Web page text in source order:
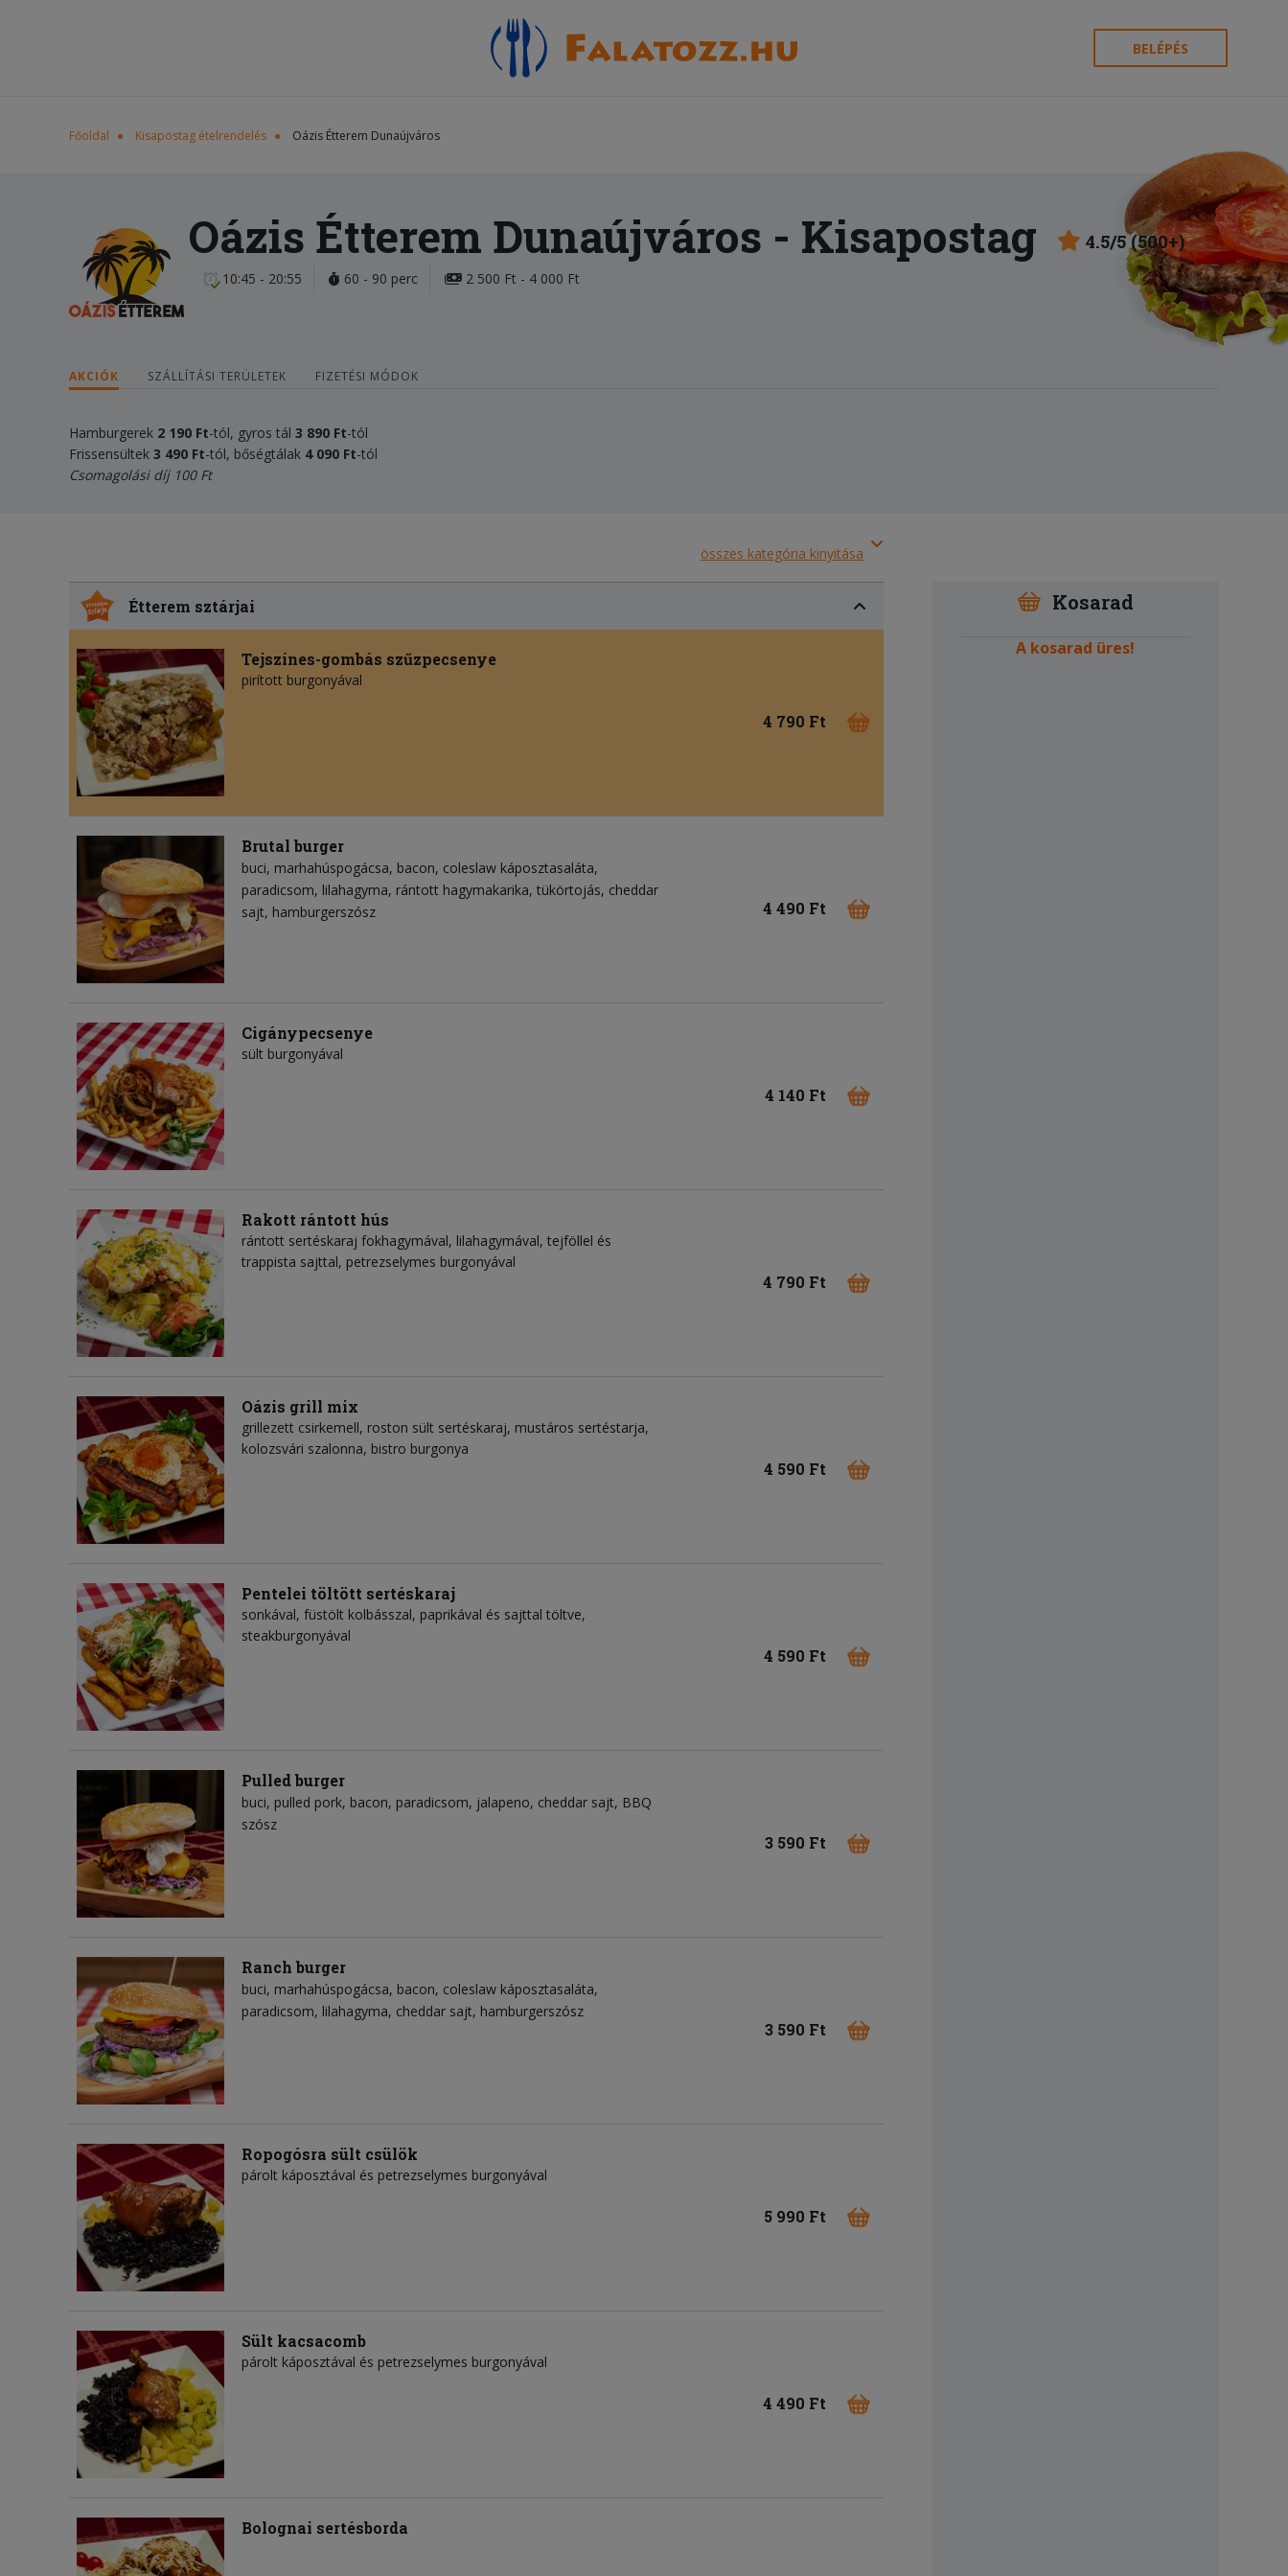
BELÉPÉS
Főoldal Kisapostag ételrendelés Oázis Étterem Dunaújváros
Oázis Étterem Dunaújváros - Kisapostag 4.5/5 (500+)
10:45 - 20:55 60 - 90 perc 2 500 Ft - 4 000 Ft
AKCIÓK SZÁLLÍTÁSI TERÜLETEK FIZETÉSI MÓDOK
Hamburgerek 2 190 Ft-tól, gyros tál 3 890 Ft-tól
Frissensültek 3 490 Ft-tól, bőségtálak 4 090 Ft-tól
Csomagolási díj 100 Ft
összes kategória kinyitása
Étterem sztárjai
Tejszínes-gombás szűzpecsenye
pirított burgonyával
4 790 Ft
Brutal burger
buci marhahúspogácsa bacon coleslaw káposztasaláta
paradicsom lilahagyma rántott hagymakarika tükörtojás cheddar
sajt hamburgerszósz 4 490 Ft
Cigánypecsenye
sült burgonyával
4 140 Ft
Rakott rántott hús
rántott sertéskaraj fokhagymával, lilahagymával, tejföllel és
trappista sajttal, petrezselymes burgonyával
4 790 Ft
Oázis grill mix
grillezett csirkemell, roston sült sertéskaraj, mustáros sertéstarja,
kolozsvári szalonna, bistro burgonya
4 590 Ft
Pentelei töltött sertéskaraj
sonkával, füstölt kolbásszal, paprikával és sajttal töltve,
steakburgonyával
4 590 Ft
Pulled burger
buci pulled pork bacon paradicsom jalapeno cheddar sajt BBQ
szósz
3 590 Ft
Ranch burger
buci marhahúspogácsa bacon coleslaw káposztasaláta
paradicsom lilahagyma cheddar sajt hamburgerszósz
3 590 Ft
Ropogósra sült csülök
párolt káposztával és petrezselymes burgonyával
5 990 Ft
Sült kacsacomb
párolt káposztával és petrezselymes burgonyával
4 490 Ft
Bolognai sertésborda
Kosarad
A kosarad üres!